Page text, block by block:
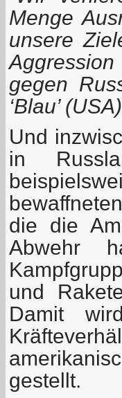
Menge
unsere
gegen
‘Blau’
Und
in
die die
Abwehr
und
Damit
gestellt.